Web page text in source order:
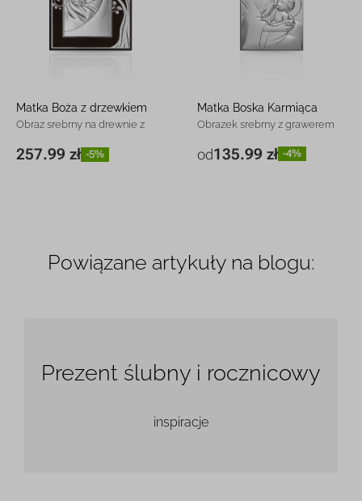
Matka Boża z drzewkiem
Obraz srebrny na drewnie z
257.99 zł -5%
15 x 23 cm 257.99 zł
Matka Boska Karmiąca
Obrazek srebrny z grawerem
od135.99 zł -4%
6,3 x 12 cm 135.99 zł
Powiązane artykuły na blogu:
Prezent ślubny i rocznicowy
inspiracje